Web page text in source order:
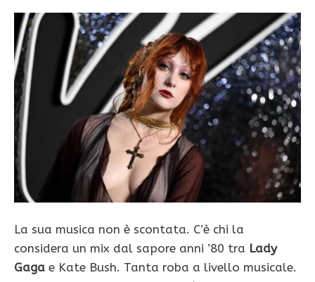
La sua musica non è scontata. C’è chi la
considera un mix dal sapore anni ’80 tra Lady
Gaga e Kate Bush. Tanta roba a livello musicale.